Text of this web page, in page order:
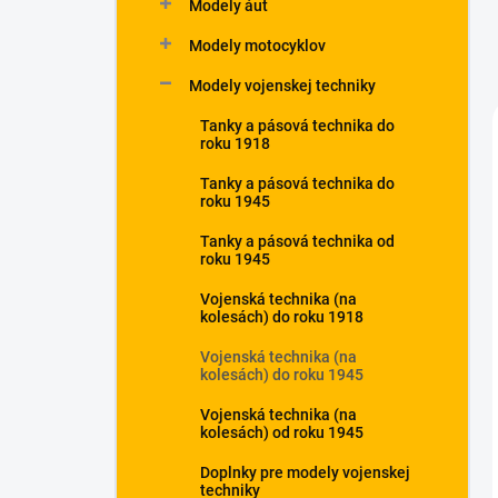
Modely áut
Modely motocyklov
Modely vojenskej techniky
Tanky a pásová technika do
roku 1918
Tanky a pásová technika do
roku 1945
Tanky a pásová technika od
roku 1945
Vojenská technika (na
kolesách) do roku 1918
Vojenská technika (na
kolesách) do roku 1945
Vojenská technika (na
kolesách) od roku 1945
Doplnky pre modely vojenskej
techniky